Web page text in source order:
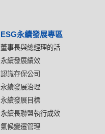
ESG永續發展專區
董事長與總經理的話
永續發展績效
認識存保公司
永續發展治理
永續發展目標
永續長聯盟執行成效
氣候變遷管理